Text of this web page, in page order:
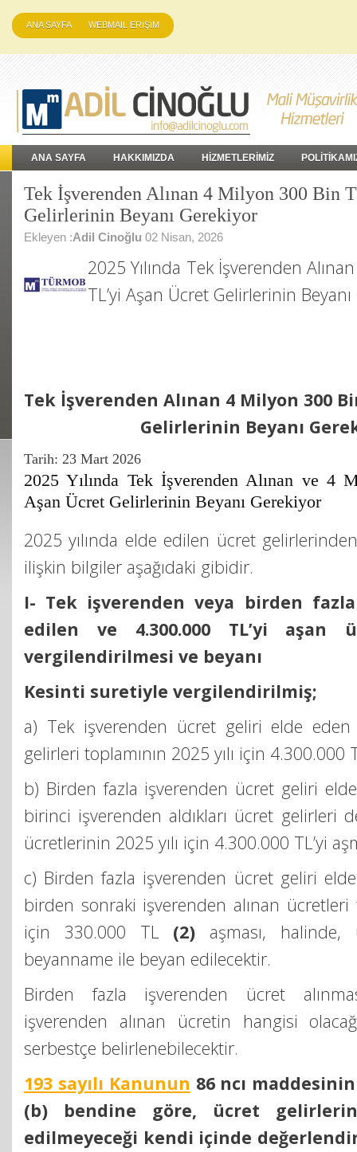
ANA SAYFA WEBMAIL ERİŞİM
ANA SAYFA HAKKIMIZDA HİZMETLERİMİZ
Tek İşverenden Alınan 4 Milyon 300 Bin
Gelirlerinin Beyanı Gerekiyor
Ekleyen :Adil Cinoğlu 02 Nisan, 2026
2025 Yılında Tek İşverenden
TL’yi Aşan Ücret Gelirlerinin
Tek İşverenden Alınan 4 Milyon 300
Gelirlerinin Beyanı
Tarih: 23 Mart 2026
2025 Yılında Tek İşverenden Alınan ve 4
Aşan Ücret Gelirlerinin Beyanı Gerekiyor
2025 yılında elde edilen ücret
ilişkin bilgiler aşağıdaki gibidir.
I- Tek işverenden veya birden
edilen ve 4.300.000 TL’yi aşan
vergilendirilmesi ve beyanı
Kesinti suretiyle vergilendirilmiş;
a) Tek işverenden ücret geliri elde
gelirleri toplamının 2025 yılı için 4.300.000
b) Birden fazla işverenden ücret geliri
birinci işverenden aldıkları ücret gelirleri
ücretlerinin 2025 yılı için 4.300.000 TL’yi
c) Birden fazla işverenden ücret geliri
birden sonraki işverenden alınan ücretleri
için 330.000 TL (2) aşması, halinde,
beyanname ile beyan edilecektir.
Birden fazla işverenden ücret
işverenden alınan ücretin hangisi
serbestçe belirlenebilecektir.
193 sayılı Kanunun 86 ncı
(b) bendine göre, ücret
edilmeyeceği kendi içinde